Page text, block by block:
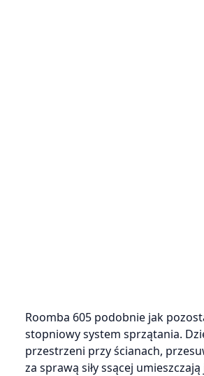
Roomba 605 podobnie jak
stopniowy system sprzątania.
przestrzeni przy ścianach,
za sprawą siły ssącej